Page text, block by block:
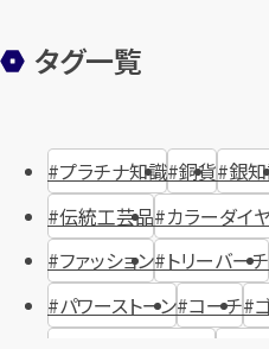
タグ一覧
プラチナ知識 銅貨 銀
伝統工芸品 カラーダイ
ファッション トリーバーチ
パワーストーン コーチ